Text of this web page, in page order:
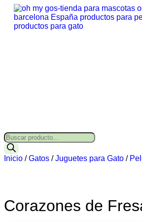
Inicio /Gatos /Juguetes para Gato /
Corazones de